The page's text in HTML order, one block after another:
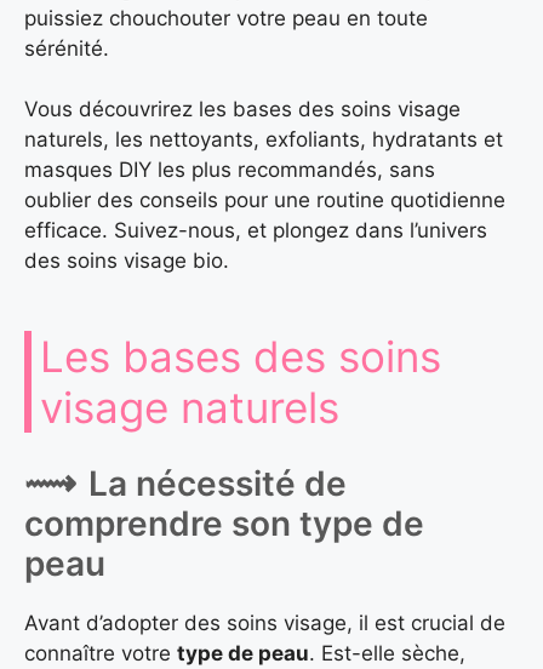
puissiez chouchouter votre peau en toute
sérénité.
Vous découvrirez les bases des soins visage
naturels, les nettoyants, exfoliants, hydratants et
masques DIY les plus recommandés, sans
oublier des conseils pour une routine quotidienne
efficace. Suivez-nous, et plongez dans l’univers
des soins visage bio.
Les bases des soins
visage naturels
La nécessité de
comprendre son type de
peau
Avant d’adopter des soins visage, il est crucial de
connaître votre type de peau. Est-elle sèche,